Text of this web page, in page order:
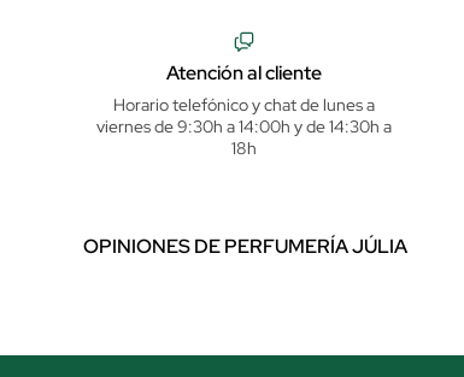
Atención al cliente
Horario telefónico y chat de lunes a
viernes de 9:30h a 14:00h y de 14:30h a
18h
OPINIONES DE PERFUMERÍA JÚLIA